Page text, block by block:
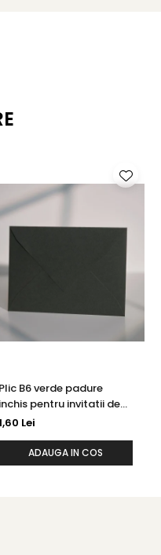
Plic B6 verde padure
inchis pentru invitatii de
/ felicitari
Lei
ADAUGA IN COS